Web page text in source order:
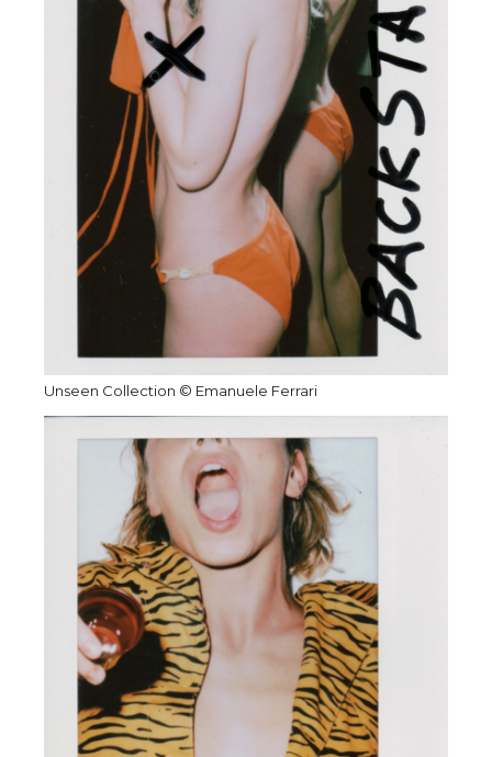
Unseen Collection © Emanuele Ferrari